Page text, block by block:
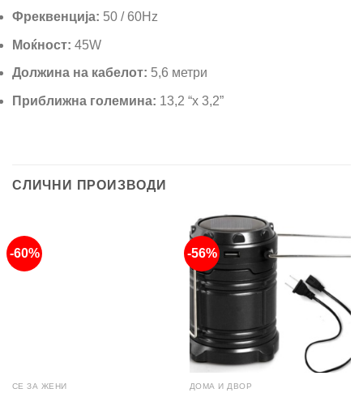
Фреквенција: 50 / 60Hz
Моќност: 45W
Должина на кабелот: 5,6 метри
Приближна големина: 13,2 “x 3,2”
СЛИЧНИ ПРОИЗВОДИ
-60%
СЕ ЗА ЖЕНИ
-56%
ДОМА И ДВОР